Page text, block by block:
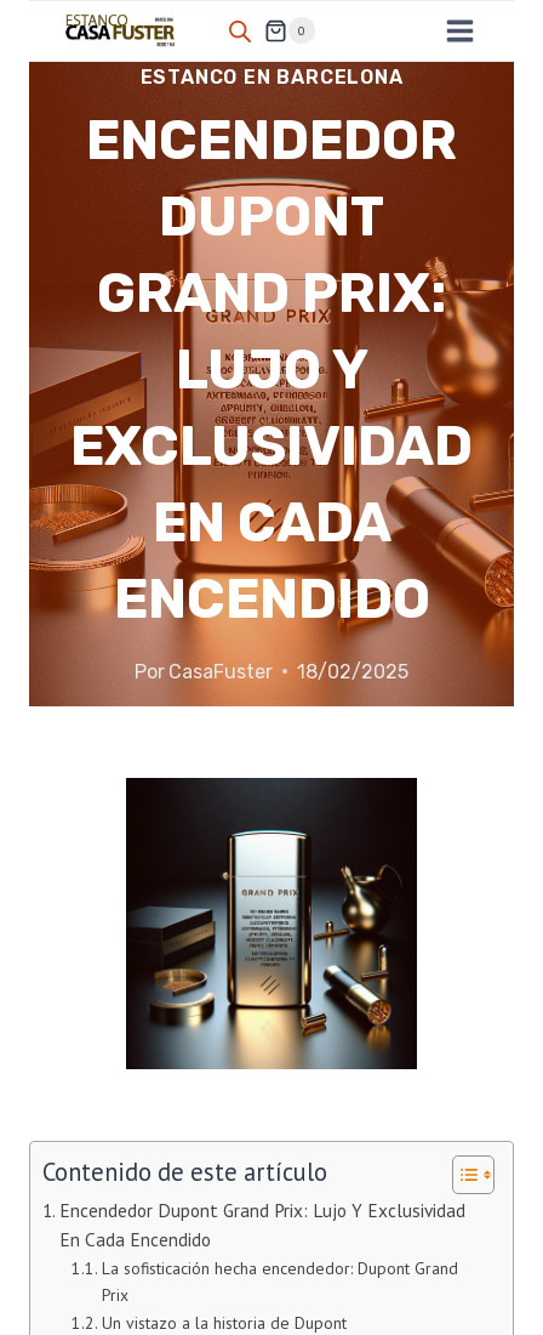
contenido
0
ESTANCO EN BARCELONA
ENCENDEDOR
DUPONT
GRAND PRIX:
LUJO Y
EXCLUSIVIDAD
EN CADA
ENCENDIDO
Por CasaFuster 18/02/2025
Contenido de este artículo
Encendedor Dupont Grand Prix: Lujo Y Exclusividad
En Cada Encendido
La sofisticación hecha encendedor: Dupont Grand
Prix
Un vistazo a la historia de Dupont